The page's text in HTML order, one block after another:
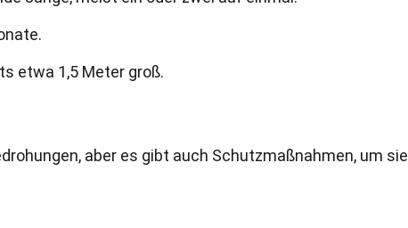
etwa 1,5 Meter groß.
aber es gibt auch Schutzmaßnahmen, um sie